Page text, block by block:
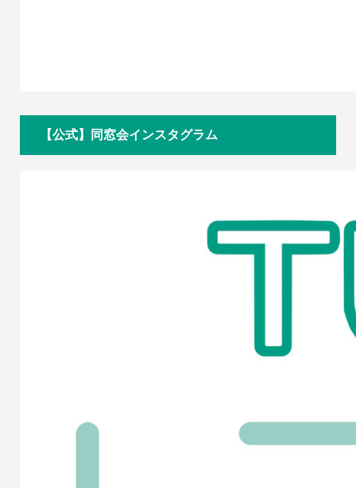
【公式】同窓会インスタグラム